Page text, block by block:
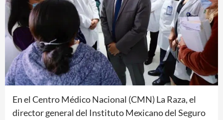
En el Centro Médico Nacional (CMN) La Raza, el
director general del Instituto Mexicano del Seguro